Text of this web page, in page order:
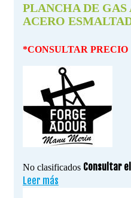
PLANCHA DE GAS
ACERO
*CONSULTAR PRECIO
No clasificados Consultar
Leer más